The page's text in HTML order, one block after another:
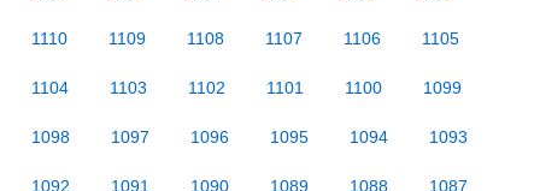
1110 1109 1108 1107 1106 1105
1104 1103 1102 1101 1100 1099
1098 1097 1096 1095 1094 1093
1092 1091 1090 1089 1088 1087